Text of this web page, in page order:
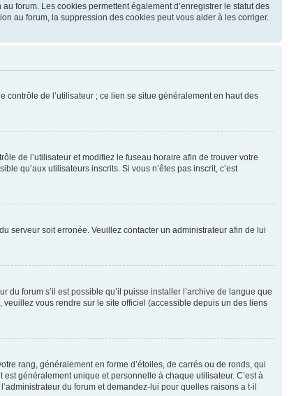
forum. Les cookies permettent également d’enregistrer le statut des
au forum, la suppression des cookies peut vous aider à les corriger.
de l’utilisateur ; ce lien se situe généralement en haut des
de l’utilisateur et modifiez le fuseau horaire afin de trouver votre
qu’aux utilisateurs inscrits. Si vous n’êtes pas inscrit, c’est
serveur soit erronée. Veuillez contacter un administrateur afin de lui
forum s’il est possible qu’il puisse installer l’archive de langue que
vous rendre sur le site officiel (accessible depuis un des liens
rang, généralement en forme d’étoiles, de carrés ou de ronds, qui
généralement unique et personnelle à chaque utilisateur. C’est à
du forum et demandez-lui pour quelles raisons a t-il